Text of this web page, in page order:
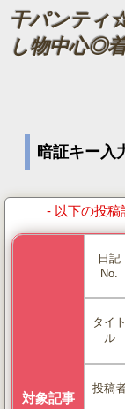
干パンティ
し物中心◎
暗証キー入
- 以下の投稿
対象記事
日記
No.
タイト
ル
投稿